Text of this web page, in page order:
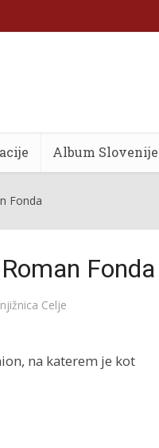
Album Slovenije
Fonda
Fonda
Celje
na katerem je kot